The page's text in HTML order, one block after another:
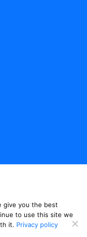
van ProFlags BV
give you the best
to use this site we
it. Privacy policy